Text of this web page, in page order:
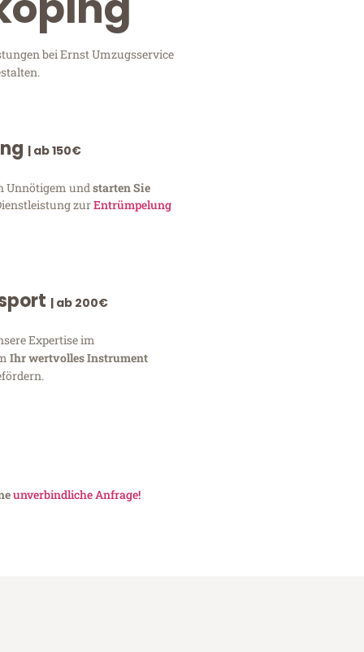
bei Ernst Umzugsservice
| ab 150€
Unnötigem und starten Sie
zurEntrümpelung
| ab 200€
Expertise im
Ihr wertvolles Instrument
unverbindliche Anfrage!